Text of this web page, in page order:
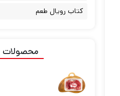
کتاب رویال طعم
محصولات